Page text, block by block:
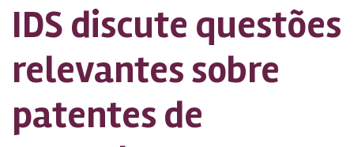
IDS discute questões
relevantes sobre
patentes de